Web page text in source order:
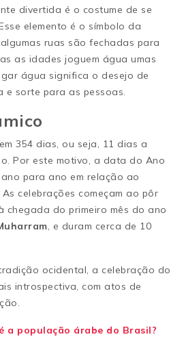
divertida é o costume de se
elemento é o símbolo da
ruas são fechadas para
as idades joguem água umas
água significa o desejo de
e sorte para as pessoas.
354 dias, ou seja, 11 dias a
Por este motivo, a data do Ano
para ano em relação ao
celebrações começam ao pôr
chegada do primeiro mês do ano
, e duram cerca de 10
ocidental, a celebração do
introspectiva, com atos de
a população árabe do Brasil?